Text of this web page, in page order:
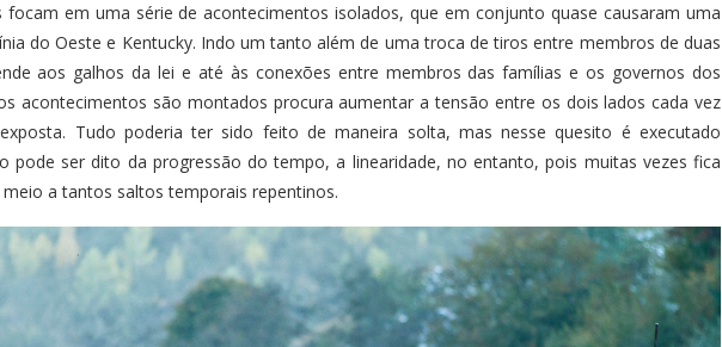
focam em uma série de acontecimentos isolados, que em conjunto quase causaram uma
do Oeste e Kentucky. Indo um tanto além de uma troca de tiros entre membros de duas
aos galhos da lei e até às conexões entre membros das famílias e os governos dos
acontecimentos são montados procura aumentar a tensão entre os dois lados cada vez
Tudo poderia ter sido feito de maneira solta, mas nesse quesito é executado
pode ser dito da progressão do tempo, a linearidade, no entanto, pois muitas vezes fica
a tantos saltos temporais repentinos.